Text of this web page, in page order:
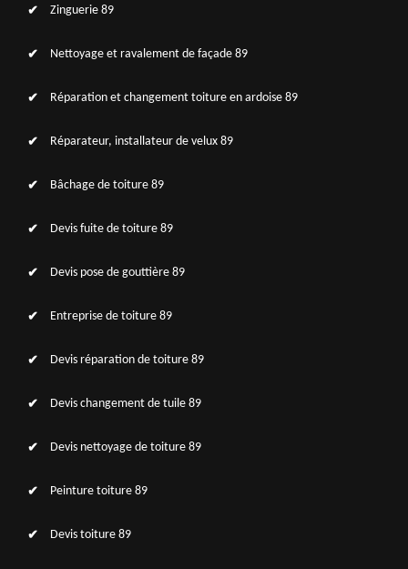
Zinguerie 89
Nettoyage et ravalement de façade 89
Réparation et changement toiture en ardoise 89
Réparateur, installateur de velux 89
Bâchage de toiture 89
Devis fuite de toiture 89
Devis pose de gouttière 89
Entreprise de toiture 89
Devis réparation de toiture 89
Devis changement de tuile 89
Devis nettoyage de toiture 89
Peinture toiture 89
Devis toiture 89